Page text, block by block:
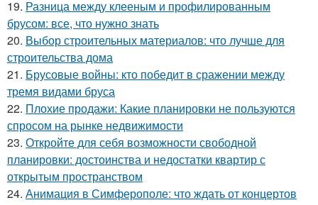
19. Разница между клееным и профилированным
брусом: все, что нужно знать
20. Выбор строительных материалов: что лучше для
строительства дома
21. Брусовые войны: кто победит в сражении между
тремя видами бруса
22. Плохие продажи: Какие планировки не пользуются
спросом на рынке недвижимости
23. Откройте для себя возможности свободной
планировки: достоинства и недостатки квартир с
открытым пространством
24. Анимация в Симферополе: что ждать от концертов